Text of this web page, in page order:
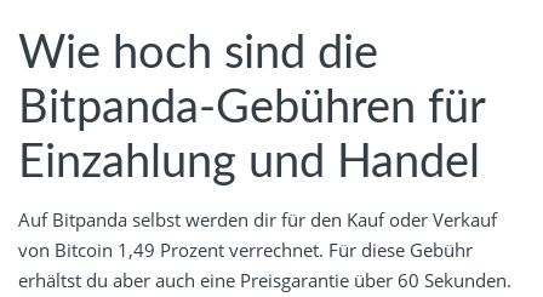
Wie hoch sind die
Bitpanda-Gebühren für
Einzahlung und Handel
Auf Bitpanda selbst werden dir für den Kauf oder Verkauf
von Bitcoin 1,49 Prozent verrechnet. Für diese Gebühr
erhältst du aber auch eine Preisgarantie über 60 Sekunden.